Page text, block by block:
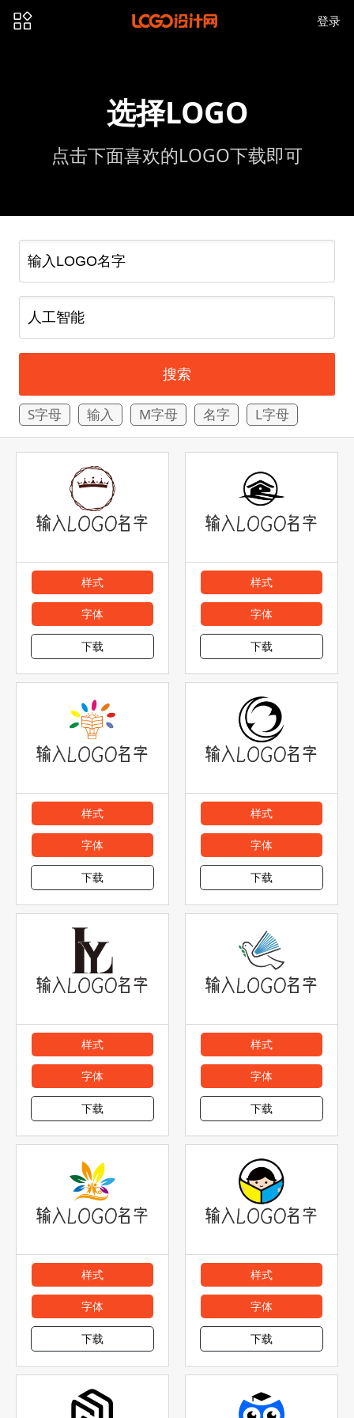
登录
选择LOGO
点击下面喜欢的LOGO下载即可
搜索
S字母 输入 M字母 名字 L字母
样式
字体
下载
样式
字体
下载
样式
字体
下载
样式
字体
下载
样式
字体
下载
样式
字体
下载
样式
字体
下载
样式
字体
下载